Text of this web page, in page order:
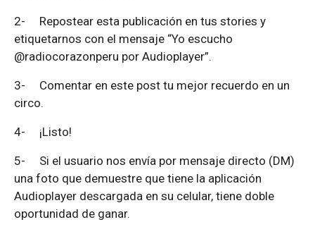
2- Repostear esta publicación en tus stories y
etiquetarnos con el mensaje “Yo escucho
@radiocorazonperu por Audioplayer”.
3- Comentar en este post tu mejor recuerdo en un
circo.
4- ¡Listo!
5- Si el usuario nos envía por mensaje directo (DM)
una foto que demuestre que tiene la aplicación
Audioplayer descargada en su celular, tiene doble
oportunidad de ganar.